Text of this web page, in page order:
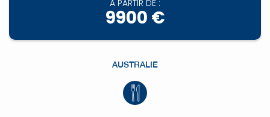
À PARTIR DE :
9900 €
AUSTRALIE